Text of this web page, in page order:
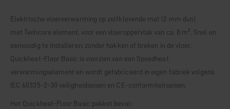
Elektrische vloerverwarming op zelfklevende mat (2 mm dun)
metTwincore element, voor een vloeroppervlak van ca. 8 m². Snel en
eenvoudig te installeren, zonder hakken of breken in de vloer.
Quickheat-Floor Basic is voorzien van een Speedheat
verwarmingselement en wordt gefabriceerd in eigen fabriek volgens
IEC 60335-2-30 veiligheidseisen en CE-conformiteitseisen.
Het Quickheat-Floor Basic pakket bevat:
this
Vanaf maandag 17
augustus zijn wij